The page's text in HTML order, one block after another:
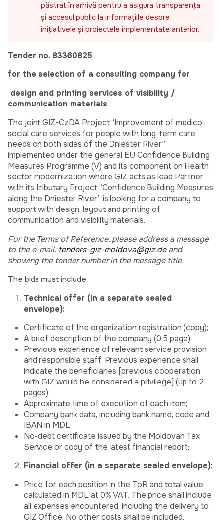
păstrat în arhivă pentru a asigura transparența
și accesul public la informațiile despre
inițiativele și proiectele implementate anterior.
Tender no. 83360825
for the selection of a consulting company for
design and printing services of visibility /
communication materials
The joint GIZ-CzDA Project “Improvement of medico-
social care services for people with long-term care
needs on both sides of the Dniester River”
implemented under the general EU Confidence Building
Measures Programme (V) and its component on Health
sector modernization where GIZ acts as lead Partner
with its tributary Project “Confidence Building Measures
along the Dniester River” is looking for a company to
support with design, layout and printing of
communication and visibility materials.
For the Terms of Reference, please address a message
to the e-mail: tenders-giz-moldova@giz.deand
showing the tender number in the message title.
The bids must include:
Technical offer (in a separate sealed
envelope):
Certificate of the organization registration (copy);
A brief description of the company (0,5 page);
Previous experience of relevant service provision
and responsible staff. Previous experience shall
indicate the beneficiaries [previous cooperation
with GIZ would be considered a privilege] (up to 2
pages);
Approximate time of execution of each item;
Company bank data, including bank name, code and
IBAN in MDL;
No-debt certificate issued by the Moldovan Tax
Service or copy of the latest financial report;
Financial offer (in a separate sealed envelope):
Price for each position in the ToR and total value
calculated in MDL at 0% VAT. The price shall include
all expenses encountered, including the delivery to
GIZ Office. No other costs shall be included.